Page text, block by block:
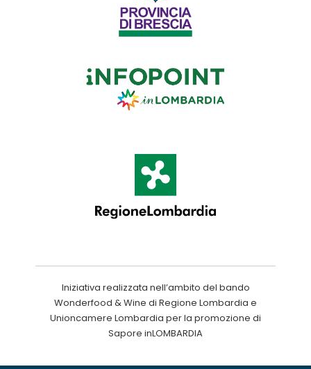
Iniziativa realizzata nell’ambito del bando
Wonderfood & Wine di Regione Lombardia e
Unioncamere Lombardia per la promozione di
Sapore inLOMBARDIA